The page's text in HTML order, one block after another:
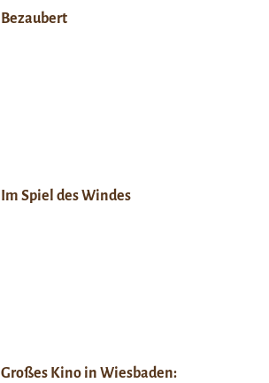
Bezaubert
Im Spiel des Windes
Großes Kino in Wiesbaden: